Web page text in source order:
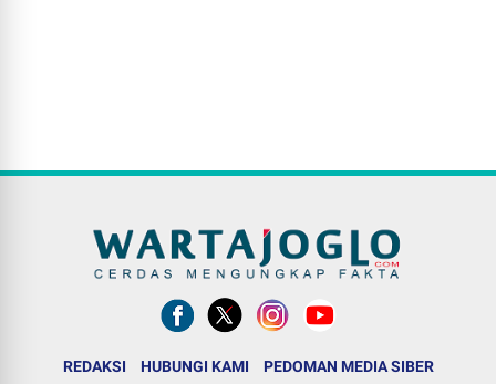
REDAKSI HUBUNGI KAMI PEDOMAN MEDIA SIBER